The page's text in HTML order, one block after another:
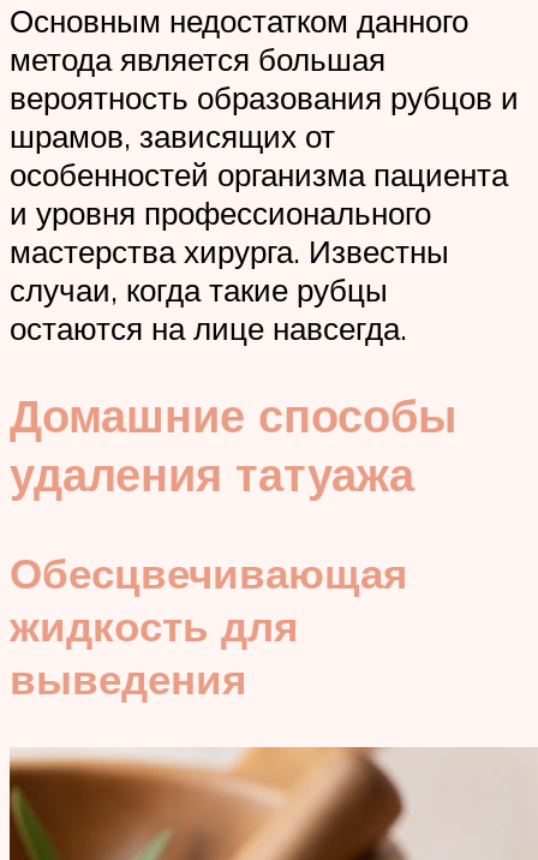
Основным недостатком данного
метода является большая
вероятность образования рубцов и
шрамов, зависящих от
особенностей организма пациента
и уровня профессионального
мастерства хирурга. Известны
случаи, когда такие рубцы
остаются на лице навсегда.
Домашние способы
удаления татуажа
Обесцвечивающая
жидкость для
выведения